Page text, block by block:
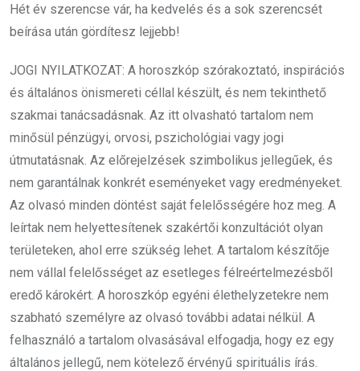
Hét év szerencse vár, ha kedvelés és a sok szerencsét
beírása után gördítesz lejjebb!
JOGI NYILATKOZAT: A horoszkóp szórakoztató, inspirációs
és általános önismereti céllal készült, és nem tekinthető
szakmai tanácsadásnak. Az itt olvasható tartalom nem
minősül pénzügyi, orvosi, pszichológiai vagy jogi
útmutatásnak. Az előrejelzések szimbolikus jellegűek, és
nem garantálnak konkrét eseményeket vagy eredményeket.
Az olvasó minden döntést saját felelősségére hoz meg. A
leírtak nem helyettesítenek szakértői konzultációt olyan
területeken, ahol erre szükség lehet. A tartalom készítője
nem vállal felelősséget az esetleges félreértelmezésből
eredő károkért. A horoszkóp egyéni élethelyzetekre nem
szabható személyre az olvasó további adatai nélkül. A
felhasználó a tartalom olvasásával elfogadja, hogy ez egy
általános jellegű, nem kötelező érvényű spirituális írás.